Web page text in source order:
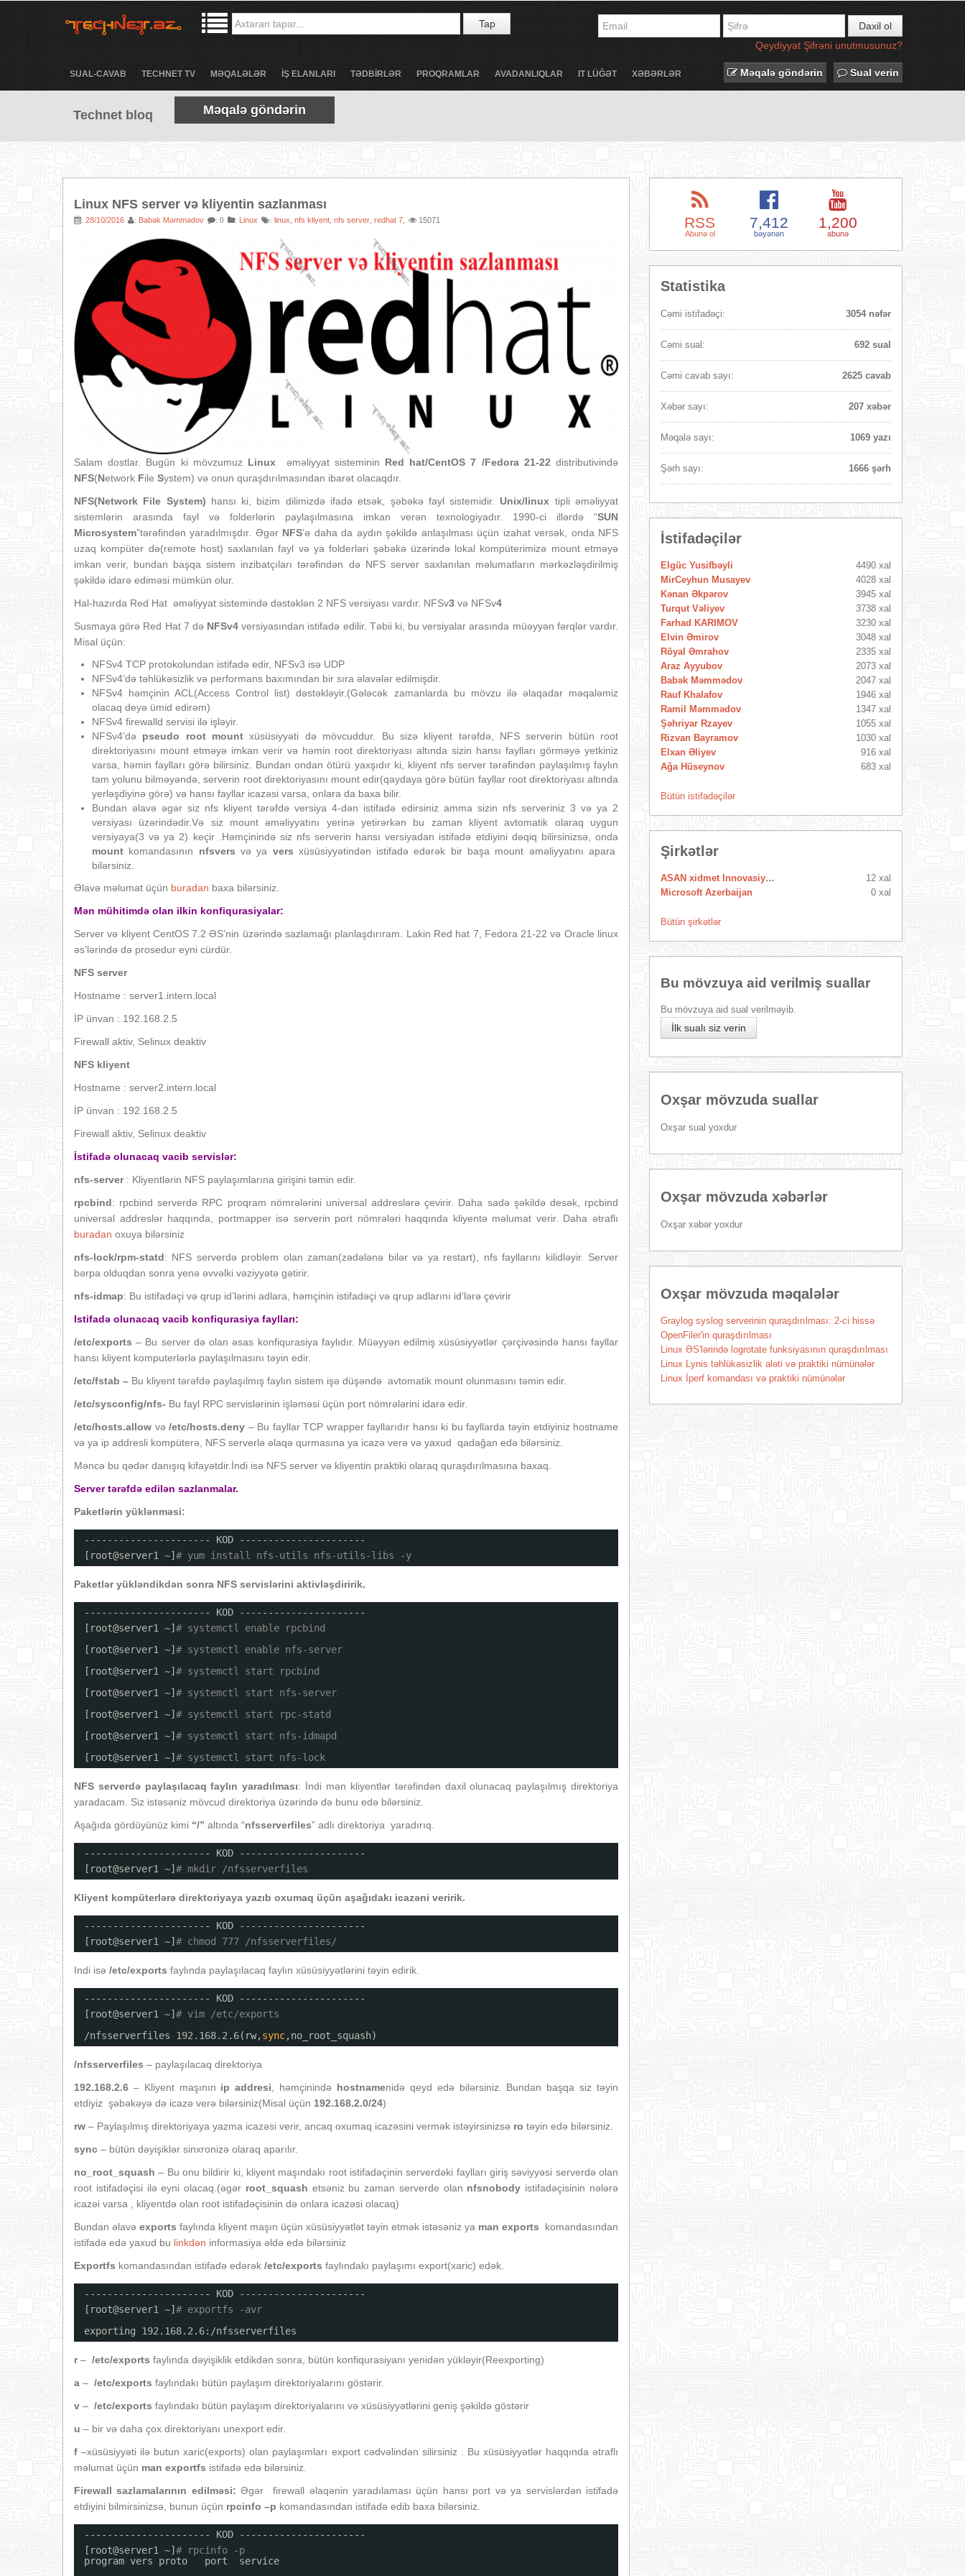
Tap
Daxil ol
Qeydiyyat Şifrəni unutmusunuz?
SUAL-CAVAB TECHNET TV MƏQALƏLƏR İŞ ELANLARI TƏDBİRLƏR PROQRAMLAR AVADANLIQLAR IT LÜĞƏT XƏBƏRLƏR Məqalə göndərin Sual verin
Technet bloq Məqalə göndərin
Linux NFS server və kliyentin sazlanması
: 28/10/2016 : Babək Məmmədov : 0 : Linux : linux nfs kliyent nfs server redhat 7 15071
Salam dostlar. Bugün ki mövzumuz Linux əməliyyat sisteminin Red hat/CentOS 7 /Fedora 21-22 distributivində
NFS(Network File System) və onun quraşdırılmasından ibarət olacaqdır.
NFS(Network File System) hansı ki, bizim dilimizdə ifadə etsək, şəbəkə fayl sistemidir. Unix/linux tipli əməliyyat
sistemlərin arasında fayl və folderlərin paylaşılmasına imkan verən texnologiyadır. 1990-ci illərdə “SUN
Microsystem”tərəfindən yaradılmışdır. Əgər NFS’ə daha da aydın şəkildə anlaşılması üçün izahat versək, onda NFS
uzaq kompüter də(remote host) saxlanılan fayl və ya folderləri şəbəkə üzərində lokal kompüterimizə mount etməyə
imkan verir, bundan başqa sistem inzibatçıları tərəfindən də NFS server saxlanılan məlumatların mərkəzləşdirilmiş
şəkildə idarə ediməsi mümkün olur.
Hal-hazırda Red Hat əməliyyat sistemində dəstəklən 2 NFS versiyası vardır. NFSv3 və NFSv4
Susmaya görə Red Hat 7 də NFSv4 versiyasından istifadə edilir. Təbii ki, bu versiyalar arasında müəyyən fərqlər vardır.
Misal üçün:
NFSv4 TCP protokolundan istifadə edir, NFSv3 isə UDP
NFSv4’də təhlükəsizlik və performans baxımından bir sıra əlavələr edilmişdir.
NFSv4 həmçinin ACL(Access Control list) dəstəkləyir.(Gələcək zamanlarda bu mövzu ilə əlaqadar məqaləmiz
olacaq deyə ümid edirəm)
NFSv4 firewalld servisi ilə işləyir.
NFSv4’də pseudo root mount xüsüsiyyəti də mövcuddur. Bu sizə kliyent tərəfdə, NFS serverin bütün root
direktoriyasını mount etməyə imkan verir və həmin root direktoriyası altında sizin hansı faylları görməyə yetkiniz
varsa, həmin faylları görə bilirsiniz. Bundan ondan ötürü yaxşıdır ki, kliyent nfs server tərəfindən paylaşılmış faylın
tam yolunu bilməyəndə, serverin root direktoriyasını mount edir(qaydaya görə bütün fayllar root direktoriyası altında
yerləşdiyinə görə) və hansı fayllar icazəsi varsa, onlara da baxa bilir.
Bundan əlavə əgər siz nfs kliyent tərəfdə versiya 4-dən istifadə edirsiniz amma sizin nfs serveriniz 3 və ya 2
versiyası üzərindədir.Və siz mount əməliyyatını yerinə yetirərkən bu zaman kliyent avtomatik olaraq uygun
versiyaya(3 və ya 2) keçir .Həmçinində siz nfs serverin hansı versiyadan istifadə etdiyini dəqiq bilirsinizsə, onda
mount komandasının nfsvers və ya vers xüsüsiyyətindən istifadə edərək bir başa mount əməliyyatını apara
bilərsiniz.
Əlavə məlumat üçün buradan baxa bilərsiniz.
Mən mühitimdə olan ilkin konfiqurasiyalar:
Server və kliyent CentOS 7.2 ƏS’nin üzərində sazlamağı planlaşdırıram. Lakin Red hat 7, Fedora 21-22 və Oracle linux
əs’lərində də prosedur eyni cürdür.
NFS server
Hostname : server1.intern.local
İP ünvan : 192.168.2.5
Firewall aktiv, Selinux deaktiv
NFS kliyent
Hostname : server2.intern.local
İP ünvan : 192.168.2.5
Firewall aktiv, Selinux deaktiv
İstifadə olunacaq vacib servislər:
nfs-server: Kliyentlərin NFS paylaşımlarına girişini təmin edir.
rpcbind: rpcbind serverdə RPC proqram nömrələrini universal addreslərə çevirir. Daha sadə şəkildə desək, rpcbind
universal addreslər haqqında, portmapper isə serverin port nömrələri haqqında kliyentə məlumat verir. Daha ətraflı
buradan oxuya bilərsiniz
nfs-lock/rpm-statd: NFS serverdə problem olan zaman(zədələnə bilər və ya restart), nfs fayllarını kilidləyir. Server
bərpa olduqdan sonra yenə əvvəlki vəziyyətə gətirir.
nfs-idmap: Bu istifadəçi və qrup id’lərini adlara, həmçinin istifadəçi və qrup adlarını id’lərə çevirir
Istifadə olunacaq vacib konfiqurasiya faylları:
/etc/exports – Bu server də olan əsas konfiqurasiya faylıdır. Müəyyən edilmiş xüsüsiyyətlər çərçivəsində hansı fayllar
hansı kliyent komputerlərlə paylaşılmasını təyin edir.
/etc/fstab – Bu kliyent tərəfdə paylaşılmış faylın sistem işə düşəndə avtomatik mount olunmasını təmin edir.
/etc/sysconfig/nfs- Bu fayl RPC servislərinin işləməsi üçün port nömrələrini idarə edir.
/etc/hosts.allow və/etc/hosts.deny – Bu fayllar TCP wrapper fayllarıdır hansı ki bu fayllarda təyin etdiyiniz hostname
və ya ip addresli kompüterə, NFS serverlə əlaqə qurmasına ya icazə verə və yaxud qadağan edə bilərsiniz.
Məncə bu qədər danışıq kifayətdir.İndi isə NFS server və kliyentin praktiki olaraq quraşdırılmasına baxaq.
Server tərəfdə edilən sazlanmalar.
Paketlərin yüklənməsi:
---------------------- KOD ----------------------
[root@server1 ~] # yum install nfs-utils nfs-utils-libs -y
Paketlər yükləndikdən sonra NFS servislərini aktivləşdiririk.
---------------------- KOD ----------------------
[root@server1 ~] # systemctl enable rpcbind
[root@server1 ~] # systemctl enable nfs-server
[root@server1 ~] # systemctl start rpcbind
[root@server1 ~] # systemctl start nfs-server
[root@server1 ~] # systemctl start rpc-statd
[root@server1 ~] # systemctl start nfs-idmapd
[root@server1 ~] # systemctl start nfs-lock
NFS serverdə paylaşılacaq faylın yaradılması: İndi mən kliyentlər tərəfindən daxil olunacaq paylaşılmış direktoriya
yaradacam. Siz istəsəniz mövcud direktoriya üzərində də bunu edə bilərsiniz.
Aşağıda gördüyünüz kimi “/” altında “nfsserverfiles” adlı direktoriya yaradırıq.
---------------------- KOD ----------------------
[root@server1 ~] # mkdir /nfsserverfiles
Kliyent kompüterlərə direktoriyaya yazıb oxumaq üçün aşağıdakı icazəni veririk.
---------------------- KOD ----------------------
[root@server1 ~] # chmod 777 /nfsserverfiles/
Indi isə /etc/exports faylında paylaşılacaq faylın xüsüsiyyətlərini təyin edirik.
---------------------- KOD ----------------------
[root@server1 ~] # vim /etc/exports
/nfsserverfiles
192.168.2.6(rw,sync,no_root_squash)
/nfsserverfiles – paylaşılacaq direktoriya
192.168.2.6 – Kliyent maşının ip addresi , həmçinində hostnamenidə qeyd edə bilərsiniz. Bundan başqa siz təyin
etdiyiz şəbəkəyə də icazə verə bilərsiniz(Misal üçün 192.168.2.0/24)
rw – Paylaşılmış direktoriyaya yazma icazəsi verir, ancaq oxumaq icazəsini vermək istəyirsinizsə ro təyin edə bilərsiniz.
sync – bütün dəyişiklər sinxronizə olaraq aparılır.
no_root_squash – Bu onu bildirir ki, kliyent maşındakı root istifadəçinin serverdəki faylları giriş səviyyəsi serverdə olan
root istifadəçisi ilə eyni olacaq.(əgər root_squash etsəniz bu zaman serverde olan nfsnobody istifadəçisinin nələrə
icazəi varsa , kliyentdə olan root istifadəçisinin də onlara icazəsi olacaq)
Bundan əlavə exports faylında kliyent maşın üçün xüsüsiyyətlət təyin etmək istəsəniz ya man exports komandasından
istifadə edə yaxud bu linkdən informasiya əldə edə bilərsiniz
Exportfs komandasından istifadə edərək /etc/exports faylındakı paylaşımı export(xaric) edək.
---------------------- KOD ----------------------
[root@server1 ~] # exportfs -avr
exporting 192.168.2.6: /nfsserverfiles
r– /etc/exports faylında dəyişiklik etdikdən sonra, bütün konfiqurasiyanı yenidən yükləyir(Reexporting)
a – /etc/exports faylındakı bütün paylaşım direktoriyalarını göstərir.
v – /etc/exports faylındakı bütün paylaşım direktoriyalarını və xüsüsiyyətlərini geniş şəkildə göstərir
u – bir və daha çox direktoriyanı unexport edir.
f –xüsüsiyyəti ilə butun xaric(exports) olan paylaşımları export cədvəlindən silirsiniz . Bu xüsüsiyyətlər haqqında ətraflı
məlumat üçün man exportfs istifadə edə bilərsiniz.
Firewall sazlamalarının edilməsi: Əgər firewall əlaqənin yaradılaması üçün hansı port və ya servislərdən istifadə
etdiyini bilmirsinizsə, bunun üçün rpcinfo –p komandasından istifadə edib baxa bilərsiniz.
---------------------- KOD ----------------------
[root@server1 ~] # rpcinfo -p
program vers proto   port  service
RSS
Abunə ol
7,412
bəyənən
1,200
abunə
Statistika
Cəmi istifadəçi: 3054 nəfər
Cəmi sual: 692 sual
Cəmi cavab sayı: 2625 cavab
Xəbər sayı: 207 xəbər
Məqalə sayı: 1069 yazı
Şərh sayı: 1666 şərh
İstifadəçilər
Elgüc Yusifbəyli
4490 xal
MirCeyhun Musayev
4028 xal
Kənan Əkpərov
3945 xal
Turqut Vəliyev
3738 xal
Farhad KARIMOV
3230 xal
Elvin Əmirov
3048 xal
Röyal Əmrahov
2335 xal
Araz Ayyubov
2073 xal
Babək Məmmədov
2047 xal
Rauf Khalafov
1946 xal
Ramil Məmmədov
1347 xal
Şəhriyar Rzayev
1055 xal
Rizvan Bayramov
1030 xal
Elxan Əliyev
916 xal
Ağa Hüseynov
683 xal
Bütün istifadəçilər
Şirkətlər
ASAN xidmet Innovasiya Mərkəzi
12 xal
Microsoft Azerbaijan
0 xal
Bütün şirkətlər
Bu mövzuya aid verilmiş suallar
Bu mövzuya aid sual verilməyib.
İlk sualı siz verin
Oxşar mövzuda suallar
Oxşar sual yoxdur
Oxşar mövzuda xəbərlər
Oxşar xəbər yoxdur
Oxşar mövzuda məqalələr
Graylog syslog serverinin quraşdırılması: 2-ci hissə
OpenFiler'in quraşdırılması
Linux ƏS'lərində logrotate funksiyasının quraşdırılması
Linux Lynis təhlükəsizlik aləti və praktiki nümünələr
Linux İperf komandası və praktiki nümünələr